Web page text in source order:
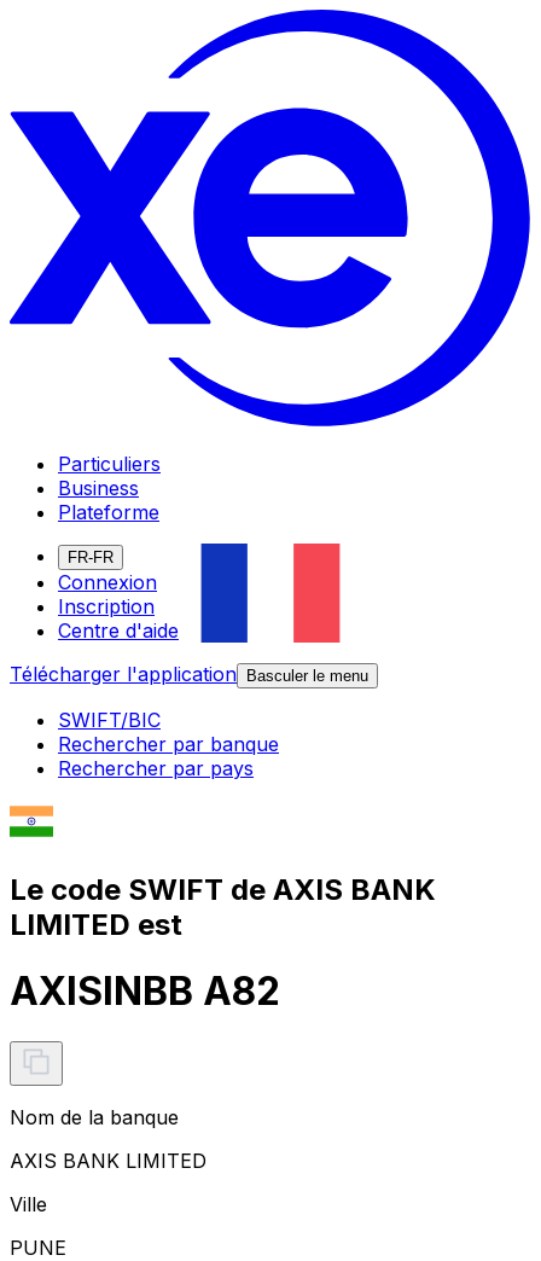
Particuliers
Business
Plateforme
FR-FR
Connexion
Inscription
Centre d'aide
Télécharger l'application
Basculer le menu
SWIFT/BIC
Rechercher par banque
Rechercher par pays
Le code SWIFT de AXIS BANK
LIMITED est
AXISINBB A82
Nom de la banque
AXIS BANK LIMITED
Ville
PUNE